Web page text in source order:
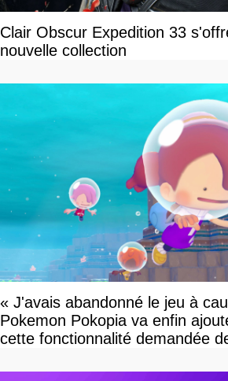
Clair Obscur Expedition 33
nouvelle collection
« J'avais abandonné le jeu à
Pokemon Pokopia va enfin
cette fonctionnalité demandée